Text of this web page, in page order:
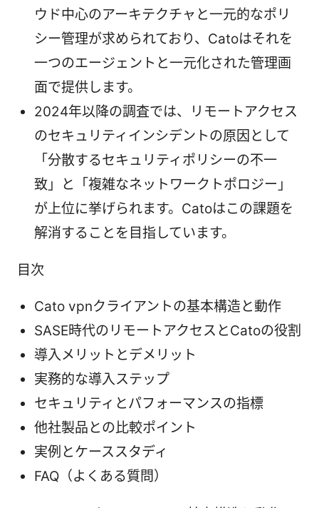
ウド中心のアーキテクチャと一元的なポリ
シー管理が求められており、Catoはそれを
一つのエージェントと一元化された管理画
面で提供します。
2024年以降の調査では、リモートアクセス
のセキュリティインシデントの原因として
「分散するセキュリティポリシーの不一
致」と「複雑なネットワークトポロジー」
が上位に挙げられます。Catoはこの課題を
解消することを目指しています。
目次
Cato vpnクライアントの基本構造と動作
SASE時代のリモートアクセスとCatoの役割
導入メリットとデメリット
実務的な導入ステップ
セキュリティとパフォーマンスの指標
他社製品との比較ポイント
実例とケーススタディ
FAQ（よくある質問）